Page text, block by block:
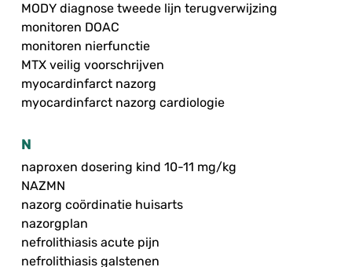
MODY diagnose tweede lijn terugverwijzing
monitoren DOAC
monitoren nierfunctie
MTX veilig voorschrijven
myocardinfarct nazorg
myocardinfarct nazorg cardiologie
N
naproxen dosering kind 10-11 mg/kg
NAZMN
nazorg coördinatie huisarts
nazorgplan
nefrolithiasis acute pijn
nefrolithiasis galstenen